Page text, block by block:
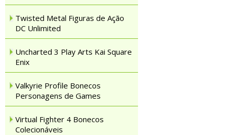
Twisted Metal Figuras de Ação
DC Unlimited
Uncharted 3 Play Arts Kai Square
Enix
Valkyrie Profile Bonecos
Personagens de Games
Virtual Fighter 4 Bonecos
Colecionáveis